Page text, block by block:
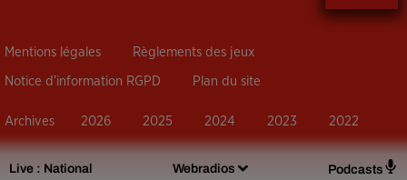
Live : National Webradios Podcasts
Mentions légales Règlements des jeux
Notice d’information RGPD Plan du site
Archives 2026 2025 2024 2023 2022